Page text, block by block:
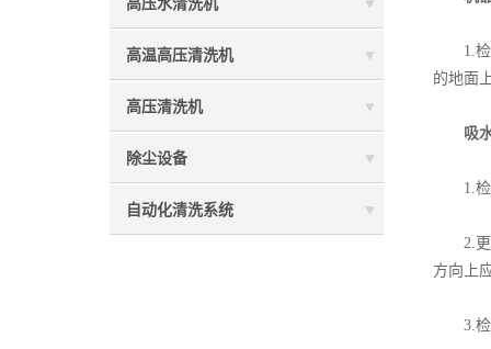
高压水清洗机
高温高压清洗机
高压清洗机
除尘设备
自动化清洗系统
1.检查
的地面
吸
1.检查
2.更换
方向上
3.检查